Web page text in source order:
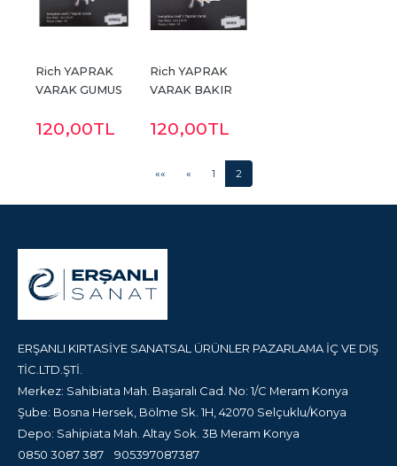
Rich YAPRAK
VARAK GUMUS
120,00TL
Rich YAPRAK
VARAK BAKIR
120,00TL
«« « 1 2
ERŞANLI KIRTASİYE SANATSAL ÜRÜNLER PAZARLAMA İÇ VE DIŞ
TİC.LTD.ŞTİ.
Merkez: Sahibiata Mah. Başaralı Cad. No: 1/C Meram Konya
Şube: Bosna Hersek, Bölme Sk. 1H, 42070 Selçuklu/Konya
Depo: Sahipiata Mah. Altay Sok. 3B Meram Konya
0850 3087 387
905397087387